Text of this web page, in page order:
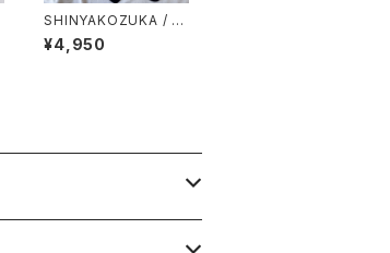
SHINYAKOZUKA / sn
owy socks with ano
nymous ism (ISSUE
¥4,950